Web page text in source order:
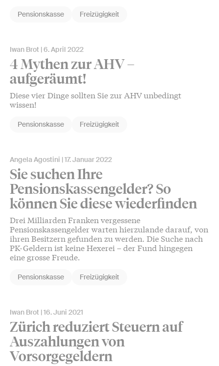
Pensionskasse Freizügigkeit
Iwan Brot 6. April 2022
4 Mythen zur AHV –
aufgeräumt!
Diese vier Dinge sollten Sie zur AHV unbedingt
wissen!
Pensionskasse Freizügigkeit
Angela Agostini 17. Januar 2022
Sie suchen Ihre
Pensionskassengelder? So
können Sie diese wiederfinden
Drei Milliarden Franken vergessene
Pensionskassengelder warten hierzulande darauf, von
ihren Besitzern gefunden zu werden. Die Suche nach
PK-Geldern ist keine Hexerei – der Fund hingegen
eine grosse Freude.
Pensionskasse Freizügigkeit
Iwan Brot 16. Juni 2021
Zürich reduziert Steuern auf
Auszahlungen von
Vorsorgegeldern